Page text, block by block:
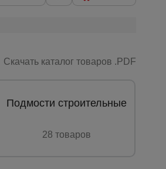
Скачать каталог товаров .PDF
Подмости строительные
28 товаров